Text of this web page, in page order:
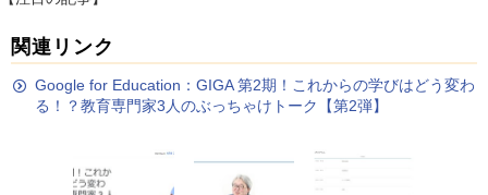
関連リンク
Google for Education：GIGA 第2期！これからの学びはどう変わ
る！？教育専門家3人のぶっちゃけトーク【第2弾】